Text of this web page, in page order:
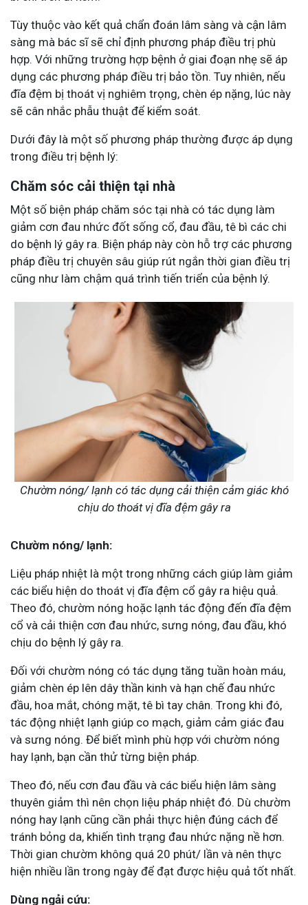
Tùy thuộc vào kết quả chẩn đoán lâm sàng và cận lâm
sàng mà bác sĩ sẽ chỉ định phương pháp điều trị phù
hợp. Với những trường hợp bệnh ở giai đoạn nhẹ sẽ áp
dụng các phương pháp điều trị bảo tồn. Tuy nhiên, nếu
đĩa đệm bị thoát vị nghiêm trọng, chèn ép nặng, lúc này
sẽ cân nhắc phẫu thuật để kiểm soát.
Dưới đây là một số phương pháp thường được áp dụng
trong điều trị bệnh lý:
Chăm sóc cải thiện tại nhà
Một số biện pháp chăm sóc tại nhà có tác dụng làm
giảm cơn đau nhức đốt sống cổ, đau đầu, tê bì các chi
do bệnh lý gây ra. Biện pháp này còn hỗ trợ các phương
pháp điều trị chuyên sâu giúp rút ngắn thời gian điều trị
cũng như làm chậm quá trình tiến triển của bệnh lý.
Chườm nóng/ lạnh có tác dụng cải thiện cảm giác khó
chịu do thoát vị đĩa đệm gây ra
Chườm nóng/ lạnh:
Liệu pháp nhiệt là một trong những cách giúp làm giảm
các biểu hiện do thoát vị đĩa đệm cổ gây ra hiệu quả.
Theo đó, chườm nóng hoặc lạnh tác động đến đĩa đệm
cổ và cải thiện cơn đau nhức, sưng nóng, đau đầu, khó
chịu do bệnh lý gây ra.
Đối với chườm nóng có tác dụng tăng tuần hoàn máu,
giảm chèn ép lên dây thần kinh và hạn chế đau nhức
đầu, hoa mắt, chóng mặt, tê bì tay chân. Trong khi đó,
tác động nhiệt lạnh giúp co mạch, giảm cảm giác đau
và sưng nóng. Để biết mình phù hợp với chườm nóng
hay lạnh, bạn cần thử từng biện pháp.
Theo đó, nếu cơn đau đầu và các biểu hiện lâm sàng
thuyên giảm thì nên chọn liệu pháp nhiệt đó. Dù chườm
nóng hay lạnh cũng cần phải thực hiện đúng cách để
tránh bỏng da, khiến tình trạng đau nhức nặng nề hơn.
Thời gian chườm không quá 20 phút/ lần và nên thực
hiện nhiều lần trong ngày để đạt được hiệu quả tốt nhất.
Dùng ngải cứu: